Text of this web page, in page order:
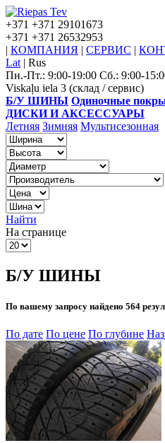
+371 +371 29101673
+371 +371 26532953
| КОМПАНИЯ | СЕРВИС |
Lat | Rus
Пн.-Пт.: 9:00-19:00 Сб.: 9:00-
Viskaļu iela 3 (склад / сервис)
Б/У ШИНЫ Одиночные
ДИСКИ И АКСЕССУАРЫ
Летняя Зимняя Мультисезонная
Найти
На странице
Б/У ШИНЫ
По вашему запросу найдено 564
По дате По цене По глубине